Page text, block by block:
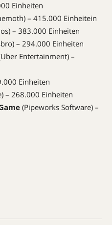
Einheiten
– 415.000 Einheitein
– 383.000 Einheiten
– 294.000 Einheiten
Entertainment) –
Einheiten
– 268.000 Einheiten
(Pipeworks Software) –